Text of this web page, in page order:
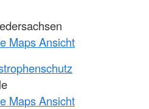
Maps Ansicht
Maps Ansicht